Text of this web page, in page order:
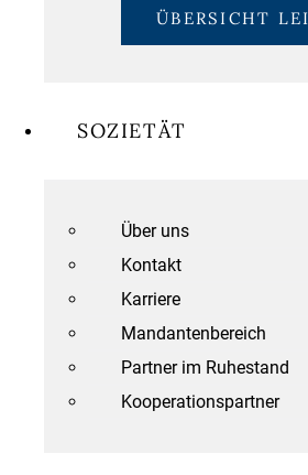
ÜBERSICHT
SOZIETÄT
Über uns
Kontakt
Karriere
Mandantenbereich
Partner im Ruhestand
Kooperationspartner